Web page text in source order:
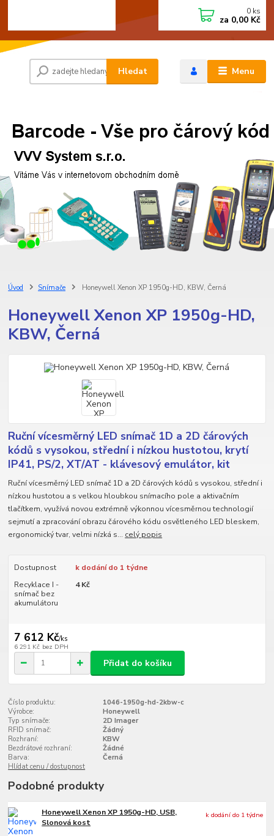
Menu
Hledat
0 ks
za 0,00 Kč
Úvod Snímače Honeywell Xenon XP 1950g-HD, KBW, Černá
Honeywell Xenon XP 1950g-HD,
KBW, Černá
Ruční vícesměrný LED snímač 1D a 2D čárových
kódů s vysokou, střední i nízkou hustotou, krytí
IP41, PS/2, XT/AT - klávesový emulátor, kit
Ruční vícesměrný LED snímač 1D a 2D čárových kódů s vysokou, střední i
nízkou hustotou a s velkou hloubkou snímacího pole a aktivačním
tlačítkem, využívá novou extrémně výkonnou vícesměrnou technologií
sejmutí a zpracování obrazu čárového kódu osvětleného LED bleskem,
ergonomický tvar, velmi nízká s... celý popis
Dostupnost
k dodání do 1 týdne
Recyklace I -
snímač bez
akumulátoru
4 Kč
7 612 Kč/ks
6 291 Kč bez DPH
Přidat do košíku
Číslo produktu:
1046-1950g-hd-2kbw-c
Výrobce:
Honeywell
Typ snímače:
2D Imager
RFID snímač:
Žádný
Rozhraní:
KBW
Bezdrátové rozhraní:
Žádné
Barva:
Černá
Hlídat cenu / dostupnost
Podobné produkty
Honeywell Xenon XP 1950g-HD, USB,
Slonová kost
k dodání do 1 týdne